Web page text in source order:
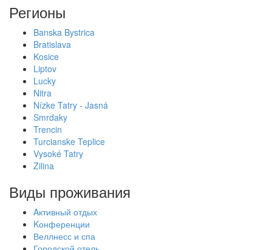
Регионы
Banska Bystrica
Bratislava
Kosice
Liptov
Lucky
Nitra
Nízke Tatry - Jasná
Smrdaky
Trencin
Turcianske Teplice
Vysoké Tatry
Zilina
Виды проживания
Aктивный отдых
Kонференции
Веллнесс и спа